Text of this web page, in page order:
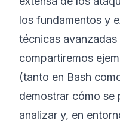
los fundamentos y
técnicas
compartiremos
(tanto en Bash
demostrar cómo se
analizar y, en